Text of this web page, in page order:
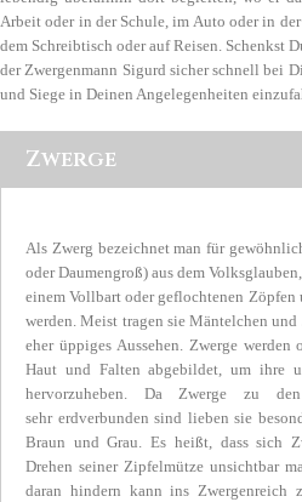
Arbeit oder in der Schule, im Auto oder in
dem Schreibtisch oder auf Reisen. Schenkst
der Zwergenmann Sigurd sicher schnell bei
und Siege in Deinen Angelegenheiten
Zwerge
Als Zwerg bezeichnet man für
oder Daumengroß) aus dem
einem Vollbart oder geflochtenen
werden. Meist tragen sie Mäntelchen und
eher üppiges Aussehen. Zwerge
Haut und Falten abgebildet, um ihre
hervorzuheben. Da Zwerge zu
sehr erdverbunden sind lieben sie
Braun und Grau. Es heißt, dass sich
Drehen seiner Zipfelmütze unsichtbar
daran hindern kann ins Zwergenreich